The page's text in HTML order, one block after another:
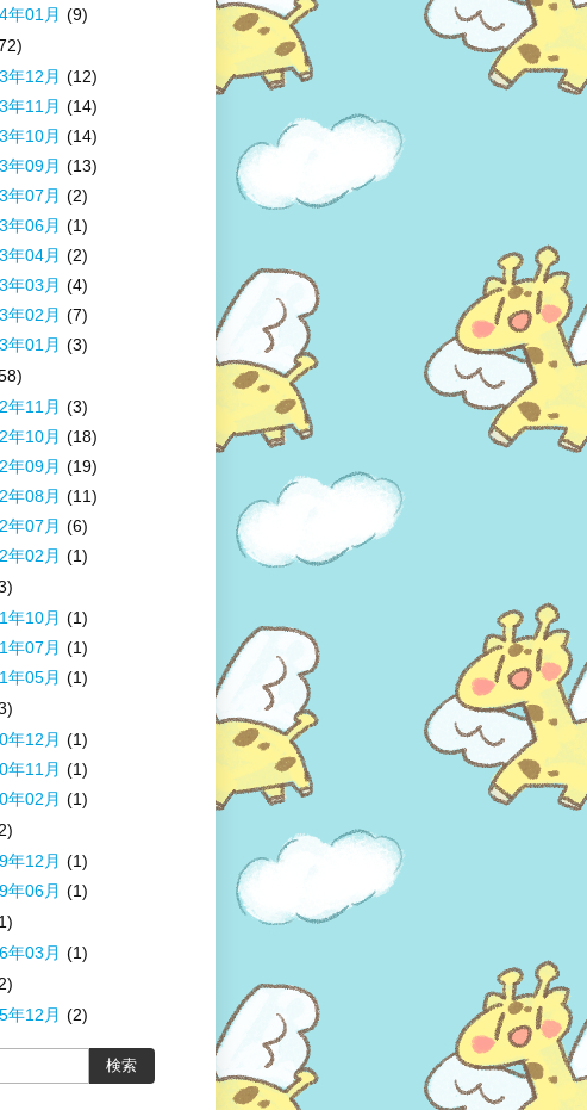
年01 月 (9)
年12 月 (12)
年11 月 (14)
年10月 (14)
年09月 (13)
年07 月 (2)
年06月 (1)
年04月 (2)
年03 月 (4)
年02 月 (7)
年01 月 (3)
年11 月 (3)
年10月 (18)
年09月 (19)
年08月 (11)
年07 月 (6)
年02 月 (1)
年10月 (1)
年07 月 (1)
年05月 (1)
年12 月 (1)
年11 月 (1)
年02 月 (1)
年12 月 (1)
年06月 (1)
年03 月 (1)
年12 月 (2)